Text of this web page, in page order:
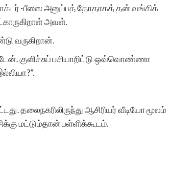
·பீஸை அனுப்பத் தோதாகத் தன் வங்கிக்
அவள்.
வருகிறான்.
குளிச்சுப் பசியாறிட்டு ஒவ்வொண்ணா
தலைநகரிலிருந்து ஆசிரியர் வீடியோ மூலம்
மட்டும்தான் பள்ளிக்கூடம்.